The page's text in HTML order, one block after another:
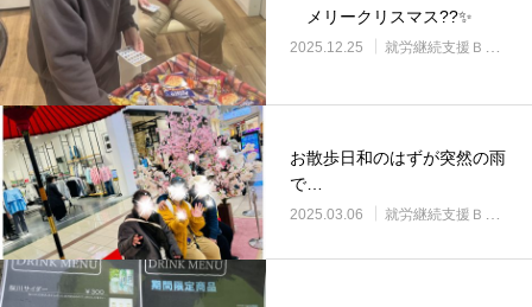
メリークリスマス??✨
2025.12.25 就労継続支援Ｂ型・ニコプレイス
お散歩日和のはずが突然の雨
で…
2025.03.06 就労継続支援Ｂ型・ニコプレイス